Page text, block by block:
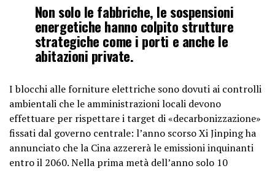
Non solo le fabbriche, le sospensioni
energetiche hanno colpito strutture
strategiche come i porti e anche le
abitazioni private.
I blocchi alle forniture elettriche sono dovuti ai controlli
ambientali che le amministrazioni locali devono
effettuare per rispettare i target di «decarbonizzazione»
fissati dal governo centrale: l’anno scorso Xi Jinping ha
annunciato che la Cina azzererà le emissioni inquinanti
entro il 2060. Nella prima metà dell’anno solo 10